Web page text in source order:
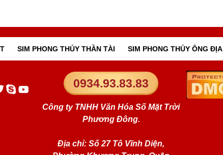
SIM PHONG THỦY THẦN TÀI SIM PHONG THỦY ÔNG ĐỊA
0934.93.83.83
Công ty TNHH Văn Hóa Số Mặt Trời
Phương Đông.
Địa chỉ: Số 27 Tô Vĩnh Diện,